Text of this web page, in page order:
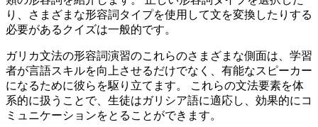
り、さまざまな形容詞タイプを使用して文を変換したりする
必要があるクイズは一般的です。
ガリカ文法の形容詞演習のこれらのさまざまな側面は、学習
者が言語スキルを向上させるだけでなく、有能なスピーカー
になるために彼らを駆り立てます。 これらの文法要素を体
系的に扱うことで、生徒はガリシア語に適応し、効果的にコ
ミュニケーションをとることができます。